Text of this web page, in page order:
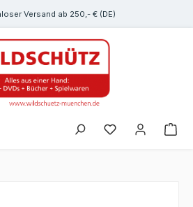
Versand ab 250,- € (DE)
Du hast 0